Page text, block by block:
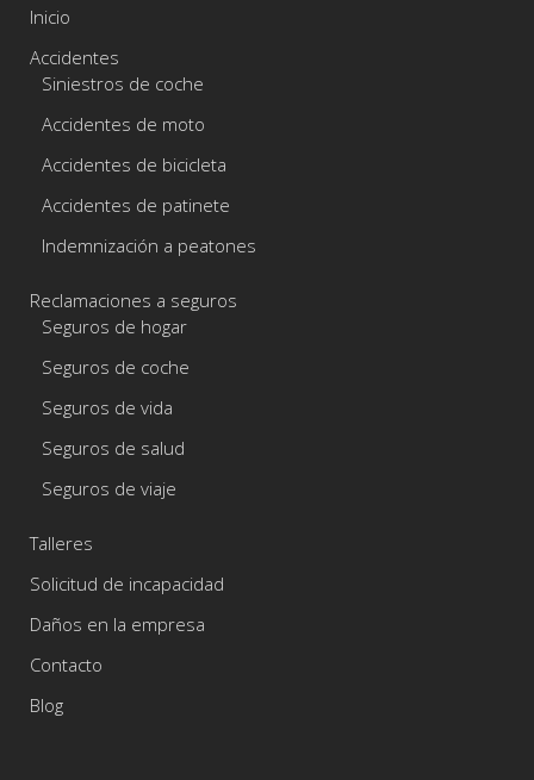
Inicio
Accidentes
Siniestros de coche
Accidentes de moto
Accidentes de bicicleta
Accidentes de patinete
Indemnización a peatones
Reclamaciones a seguros
Seguros de hogar
Seguros de coche
Seguros de vida
Seguros de salud
Seguros de viaje
Talleres
Solicitud de incapacidad
Daños en la empresa
Contacto
Blog